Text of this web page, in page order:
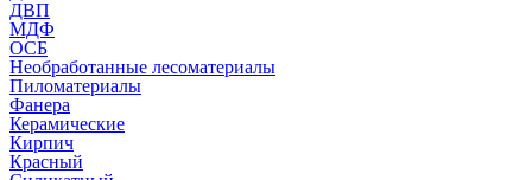
ДВП
МДФ
ОСБ
Необработанные лесоматериалы
Пиломатериалы
Фанера
Керамические
Кирпич
Красный